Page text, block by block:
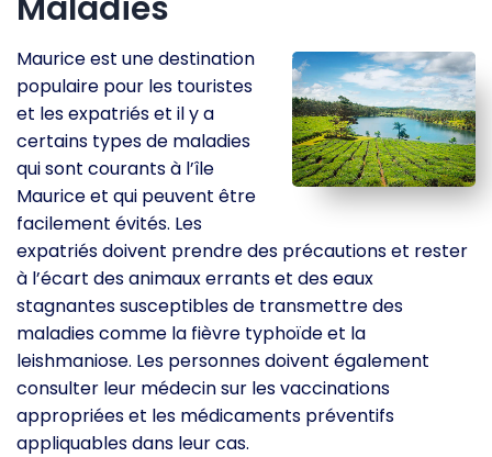
Maurice est une destination
populaire pour les touristes
et les expatriés et il y a
certains types de maladies
qui sont courants à l’île
Maurice et qui peuvent être
facilement évités. Les
expatriés doivent prendre des précautions et rester
à l’écart des animaux errants et des eaux
stagnantes susceptibles de transmettre des
maladies comme la fièvre typhoïde et la
leishmaniose. Les personnes doivent également
consulter leur médecin sur les vaccinations
appropriées et les médicaments préventifs
appliquables dans leur cas.